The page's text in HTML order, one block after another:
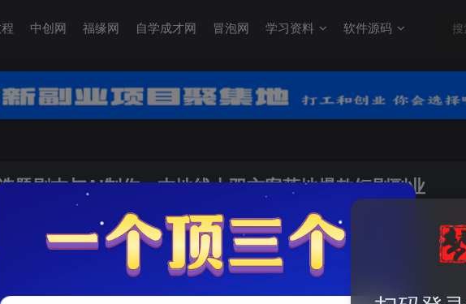
中创网 福缘网 自学成才网 冒泡网 学习资料 软件源码
题剧本与AI制作，本地线上双方案落地爆款短剧副业